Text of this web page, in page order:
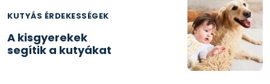
KUTYÁS ÉRDEKESSÉGEK
A kisgyerekek
segítik a kutyákat